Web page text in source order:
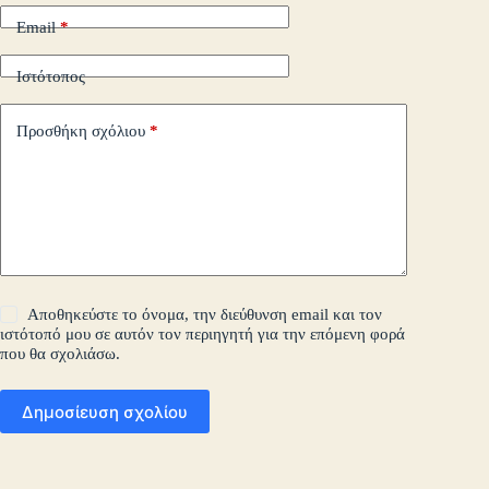
Email*
Ιστότοπος
Προσθήκη σχόλιου *
Αποθηκεύστε το όνομα, την διεύθυνση email και τον
ιστότοπό μου σε αυτόν τον περιηγητή για την επόμενη φορά
που θα σχολιάσω.
Δημοσίευση σχολίου